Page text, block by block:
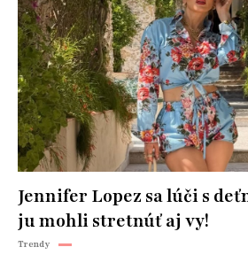
Jennifer Lopez sa lúči s
ju mohli stretnúť aj vy!
Trendy